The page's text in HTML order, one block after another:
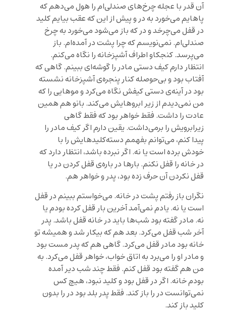
آن قدر با عجله چرخ‌های صندلی‌ام را هول می‌دهم که
پاهایم می‌خورد به در و پیش از این که عقب بیایم کلید
در قفل می‌چرخد و در که باز می‌شود می‌خورد به چرخ
صندلی‌ام. نمی‌نویسم که چرا پشت در آمده‌ام. باز
می‌پرسد. کنجکاو اطراف آشپزخانه را نگاه می‌کنم.
انتظار دارم کیف دستی مادر را گوشه‌ای ببینم. گاهی که
آفتاب بود و بی‌حوصله کنار پنجره‌ی آشپزخانه نشسته
بود در آینه‌ی دستی‌ کیفش نگاه می‌کرد و موهایی را که
من نمی‌دیدم از زیر ابروهایش می‌کند. بانو هم همین
عادت را داشت. فقط خواهر بود که فقط گاهی
زیرابرویش را برمی‌داشت. یقین دارم اگر کیف مادر را
پیدا کنم، می‌توانم بفهمم دسته‌کلیدهایش را با
خودش برده است یا نه. اگر نبرده باشد، انتظار دارد که
در خانه را قفل نکنم. بارها در باره‌ی قفل کردن در یا
قفل نکردن آن حرف زده بود، پدر و خواهر هم.
نگران باز رفتم پشت در خانه. می‌خواستم ببینم در قفل
است یا نه. یادم نمی‌آمد آخرین بار قفل کرده بودم یا
نه. مادر گفته بود شب‌ها باید در خانه قفل باشد. پدر
آخر شب قفل می‌کرد. بعد هم که بیکار شد و همیشه تو
خانه بود مادر قفل می‌کرد. گاهی هم که پدر مست بود
و مادر او را می‌برد به اتاق خواب، خواهر قفل می‌کرد. به
من هم گفته بود قفل کنم. فقط چند شب دیر آمده
بودم خانه. اگر در قفل بود و کلید نبود، هیچ کس
نمی‌توانست در را باز کند. فقط پدر بلد بود در را بدون
کلید باز کند.